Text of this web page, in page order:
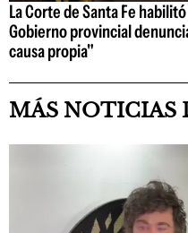
La Corte de Santa Fe
Gobierno provincial
causa propia"
MÁS NOTICIAS